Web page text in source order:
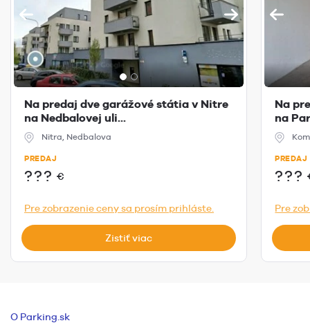
Na predaj dve garážové státia v Nitre
na Nedbalovej uli...
Nitra, Nedbalova
PREDAJ
??? €
Pre zobrazenie ceny sa prosím prihláste.
Zistiť viac
Na
na
PREDAJ
???
Pre
O Parking.sk